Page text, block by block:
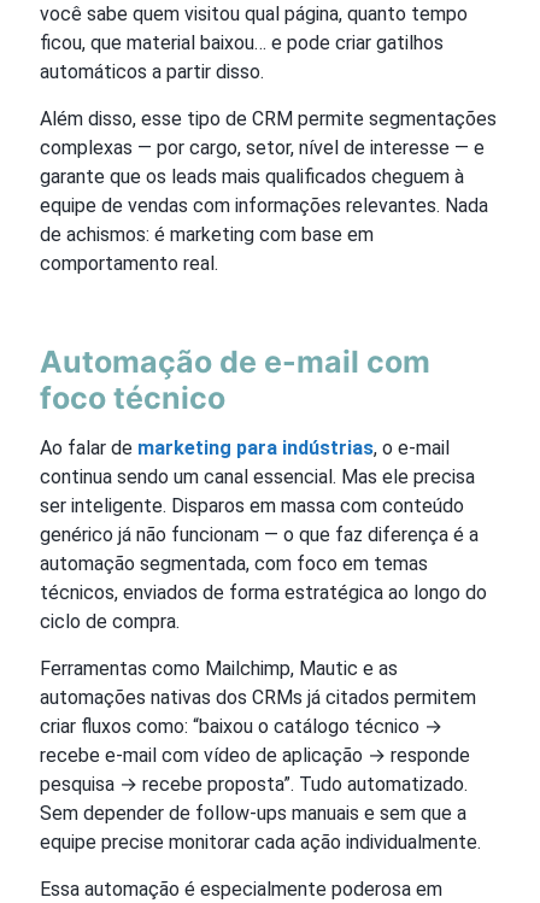
você sabe quem visitou qual página, quanto tempo
ficou, que material baixou… e pode criar gatilhos
automáticos a partir disso.
Além disso, esse tipo de CRM permite segmentações
complexas — por cargo, setor, nível de interesse — e
garante que os leads mais qualificados cheguem à
equipe de vendas com informações relevantes. Nada
de achismos: é marketing com base em
comportamento real.
Automação de e-mail com
foco técnico
Ao falar de marketing para indústrias, o e-mail
continua sendo um canal essencial. Mas ele precisa
ser inteligente. Disparos em massa com conteúdo
genérico já não funcionam — o que faz diferença é a
automação segmentada, com foco em temas
técnicos, enviados de forma estratégica ao longo do
ciclo de compra.
Ferramentas como Mailchimp, Mautic e as
automações nativas dos CRMs já citados permitem
criar fluxos como: “baixou o catálogo técnico →
recebe e-mail com vídeo de aplicação → responde
pesquisa → recebe proposta”. Tudo automatizado.
Sem depender de follow-ups manuais e sem que a
equipe precise monitorar cada ação individualmente.
Essa automação é especialmente poderosa em